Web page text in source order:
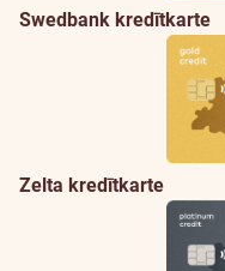
Swedbank kredītkarte
Zelta kredītkarte